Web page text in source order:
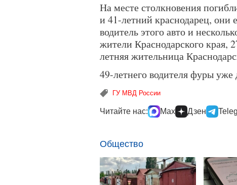
На месте столкновения
и 41-летний краснодарец,
водитель этого авто и
жители Краснодарского края,
летняя жительница
49-летнего водителя фуры уже
ГУ МВД России
Читайте нас: Max Дзен
Общество